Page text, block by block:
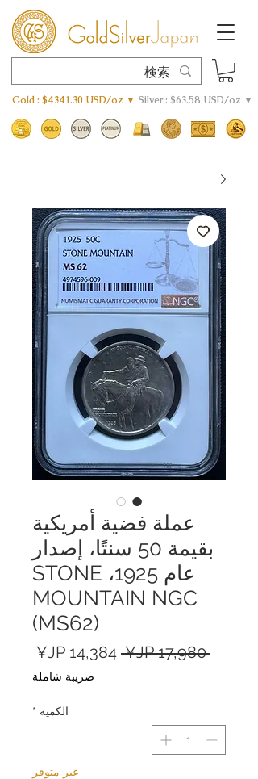
Gold : $4341.30 USD/oz ▼ Silver : $63.58 USD/oz ▼
عملة فضية أمريكية
بقيمة 50 سنتًا، إصدار
عام 1925، STONE
MOUNTAIN NGC
(MS62)
‏17,980 JP¥
سعر
عادي
البيعضريبة شاملة
الكمية *
غير متوفر